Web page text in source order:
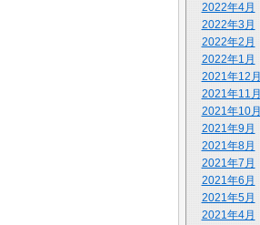
2022年4月
2022年3月
2022年2月
2022年1月
2021年12月
2021年11月
2021年10月
2021年9月
2021年8月
2021年7月
2021年6月
2021年5月
2021年4月